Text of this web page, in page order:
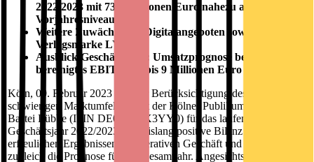
2022/2023 mit 73,2 Millionen Euro nahezu auf
Vorjahresniveau
Weitere Zuwächse mit Digitalangeboten sowie bei der
Verlagsmarke LYX
Ausblick Geschäftsjahr: Umsatzprognose bestätigt,
bereinigtes EBIT bei 8 bis 9 Millionen Euro
Köln, 09. Februar 2023 – Unter Berücksichtigung des weiterhin
schwierigen Marktumfelds zieht der Kölner Publikumsverlag
Bastei Lübbe (ISIN DE000A1X3YY0) für das laufende
Geschäftsjahr 2022/2023 eine bislang positive Bilanz mit
erfreulichen Ergebnissen im operativen Geschäft und bestätigt
zugleich die Prognose für das Gesamtjahr. Angesichts der nach wie